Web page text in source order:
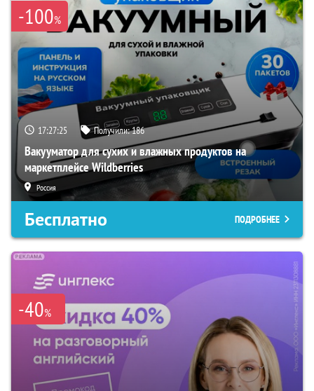
-100%
17:27:24 Получили:186
Вакууматор для сухих и влажных продуктов на
маркетплейсе Wildberries
Россия
Бесплатно ПОДРОБНЕЕ
-40%